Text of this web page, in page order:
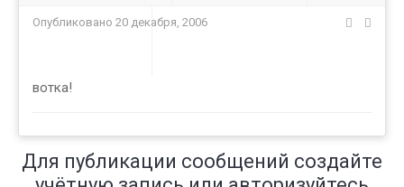
Опубликовано 20 декабря, 2006
вотка!
Для публикации сообщений создайте